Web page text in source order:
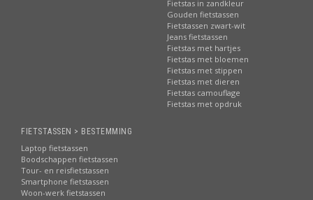
Fietstas in zandkleur
Gouden fietstassen
Fietstassen zwart-wit
Jeans fietstassen
Fietstas met hartjes
Fietstas met bloemen
Fietstas met stippen
Fietstas met dieren
Fietstas camouflage
Fietstas met opdruk
FIETSTASSEN > BESTEMMING
Laptop fietstassen
Boodschappen fietstassen
Tour- en reisfietstassen
Smartphone fietstassen
Woon-werk fietstassen